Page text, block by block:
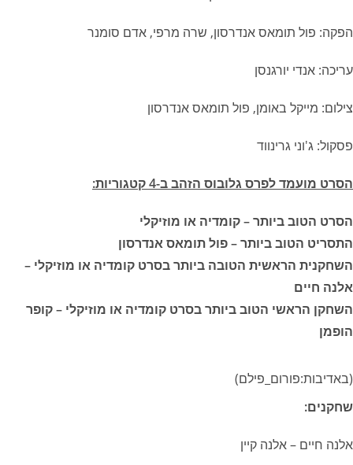
הפקה: פול תומאס אנדרסון, שרה מרפי, אדם סומנר
עריכה: אנדי יורגנסן
צילום: מייקל באומן, פול תומאס אנדרסון
פסקול: ג'וני גרינווד
הסרט מועמד לפרס גלובוס הזהב ב-4 קטגוריות:
הסרט הטוב ביותר – קומדיה או מוזיקלי
התסריט הטוב ביותר – פול תומאס אנדרסון
השחקנית הראשית הטובה ביותר בסרט קומדיה או מוזיקלי –
אלנה חיים
השחקן הראשי הטוב ביותר בסרט קומדיה או מוזיקלי – קופר
הופמן
(באדיבות:פורום_פילם)
שחקנים:
אלנה חיים – אלנה קיין